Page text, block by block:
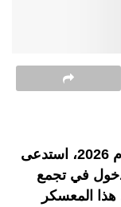
استعدادا لنهائيات كأس العالم لكرة القدم 2026، استدعى
وهبي 28 لاعبا للدخول في تجمع
المعسكر